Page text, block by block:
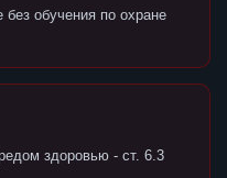
обучения по охране
здоровью - ст. 6.3